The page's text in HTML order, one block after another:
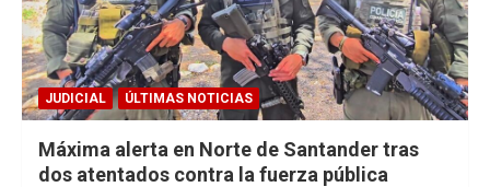
JUDICIAL ÚLTIMAS NOTICIAS
Máxima alerta en Norte de Santander tras
dos atentados contra la fuerza pública